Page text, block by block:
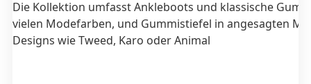
Die Kollektion umfasst Ankleboots und klassische
vielen Modefarben, und Gummistiefel in angesagten
Designs wie Tweed, Karo oder Animal